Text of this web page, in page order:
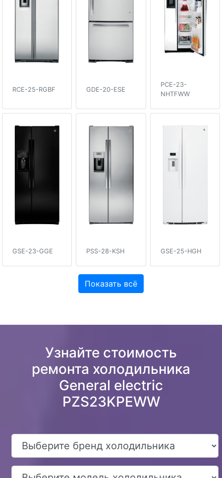
RCE-25-RGBF GDE-20-ESE
PCE-23-
NHTFWW
GSE-23-GGE PSS-28-KSH GSE-25-HGH
Показать всё
Узнайте стоимость
ремонта холодильника
General electric
PZS23KPEWW